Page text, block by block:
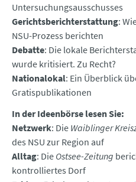
Untersuchungsausschusses
Gerichtsberichterstattung:
NSU-Prozess berichten
Debatte: Die lokale
wurde kritisiert. Zu Recht?
Nationalokal: Ein Überblick
Gratispublikationen
In der Ideenbörse lesen Sie:
Netzwerk: Die Waiblinger
des NSU zur Region auf
Alltag: Die Ostsee-Zeitung
kontrolliertes Dorf